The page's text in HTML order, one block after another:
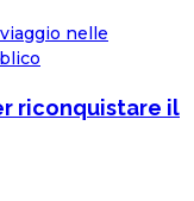
riconquistare il